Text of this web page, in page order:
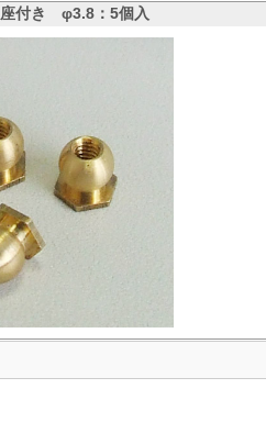
付き φ3.8：5個入